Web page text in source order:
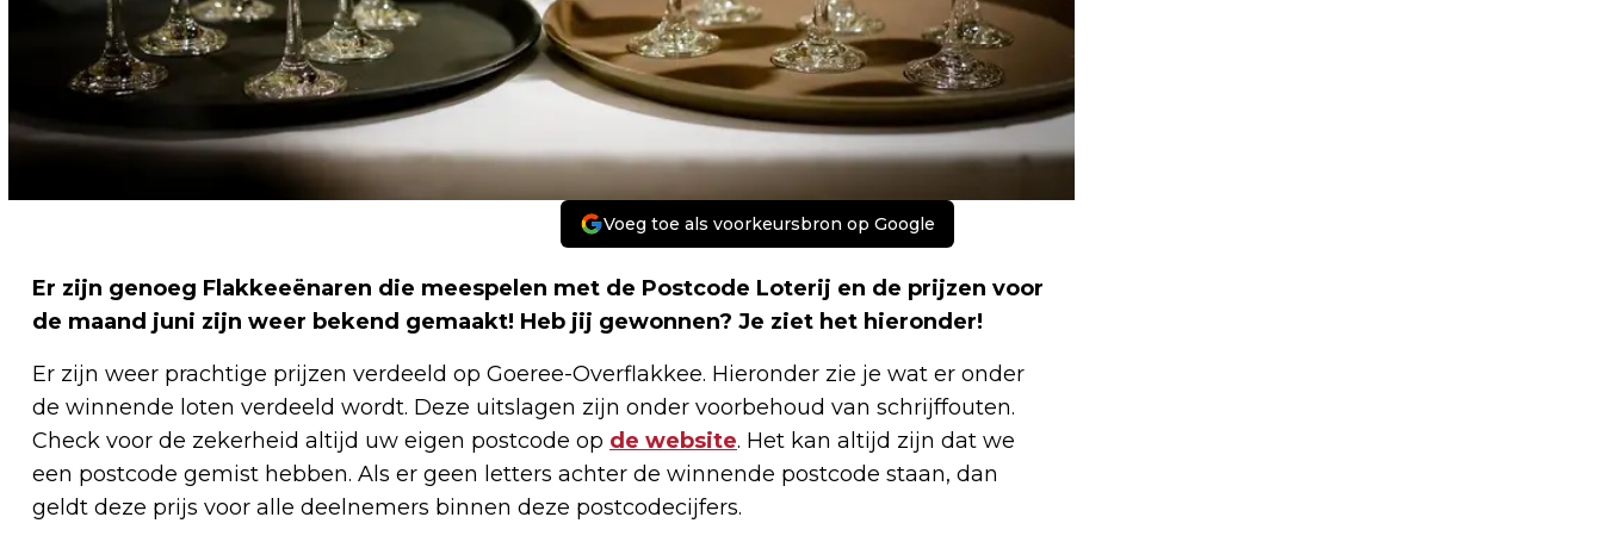
Voeg toe als voorkeursbron op Google
Er zijn genoeg Flakkeeënaren die meespelen met de Postcode Loterij en de prijzen voor
de maand juni zijn weer bekend gemaakt! Heb jij gewonnen? Je ziet het hieronder!
Er zijn weer prachtige prijzen verdeeld op Goeree-Overflakkee. Hieronder zie je wat er onder
de winnende loten verdeeld wordt. Deze uitslagen zijn onder voorbehoud van schrijffouten.
Check voor de zekerheid altijd uw eigen postcode op de website. Het kan altijd zijn dat we
een postcode gemist hebben. Als er geen letters achter de winnende postcode staan, dan
geldt deze prijs voor alle deelnemers binnen deze postcodecijfers.